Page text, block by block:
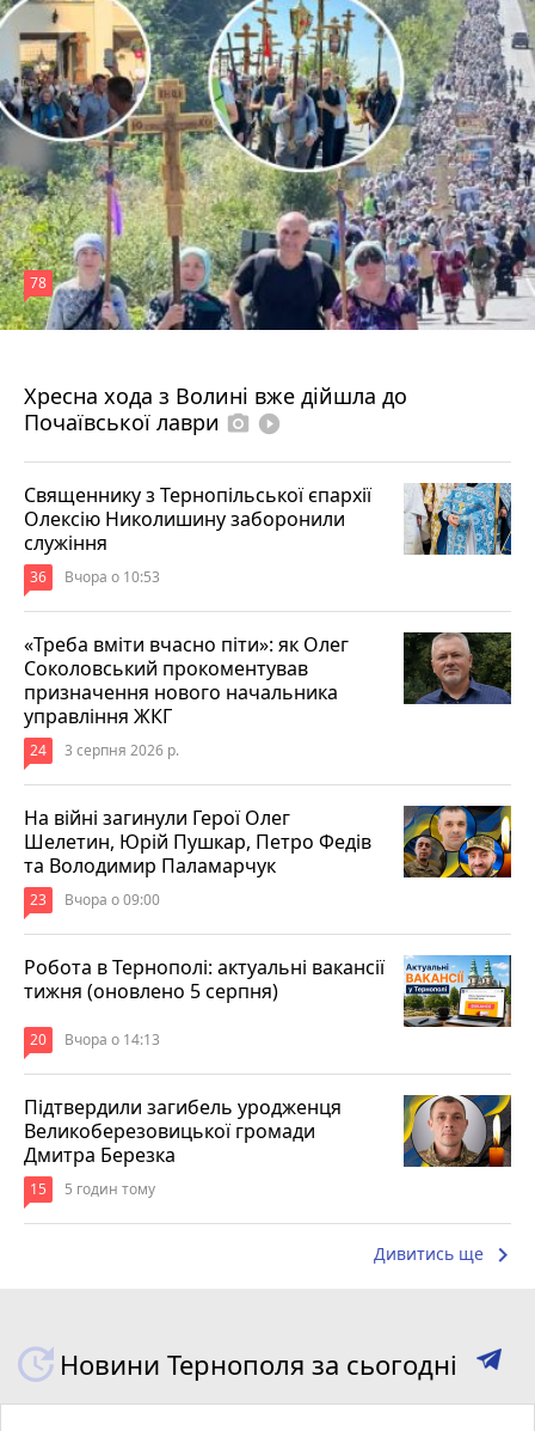
Хресна хода з Волині вже дійшла до
Почаївської лаври photo_camera play_circle_filled
78
Священнику з Тернопільської єпархії
Олексію Николишину заборонили
служіння
36 Вчора о 10:53
«Треба вміти вчасно піти»: як Олег
Соколовський прокоментував
призначення нового начальника
управління ЖКГ
24 3 серпня 2026 р.
На війні загинули Герої Олег
Шелетин, Юрій Пушкар, Петро Федів
та Володимир Паламарчук
23 Вчора о 09:00
Робота в Тернополі: актуальні вакансії
тижня (оновлено 5 серпня)
20 Вчора о 14:13
Підтвердили загибель уродженця
Великоберезовицької громади
Дмитра Березка
15 5 годин тому
Дивитись ще keyboard_arrow_right
Новини Тернополя за сьогодні